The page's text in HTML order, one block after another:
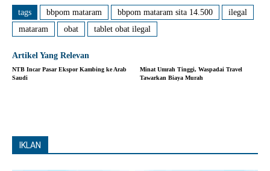
tags bbpom mataram bbpom mataram sita 14.500
ilegal
mataram
obat tablet obat ilegal
Artikel Yang Relevan
NTB Incar Pasar Ekspor Kambing ke Arab
Saudi
Minat Umrah Tinggi, Waspadai Travel
Tawarkan Biaya Murah
IKLAN